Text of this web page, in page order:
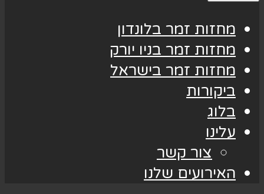
מחזות זמר בלונדון
מחזות זמר בניו יורק
מחזות זמר בישראל
ביקורות
בלוג
עלינו
צור קשר
האירועים שלנו